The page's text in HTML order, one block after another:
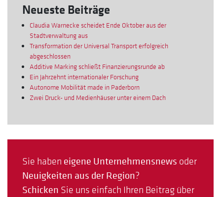
Neueste Beiträge
Claudia Warnecke scheidet Ende Oktober aus der
Stadtverwaltung aus
Transformation der Universal Transport erfolgreich
abgeschlossen
Additive Marking schließt Finanzierungsrunde ab
Ein Jahrzehnt internationaler Forschung
Autonome Mobilität made in Paderborn
Zwei Druck- und Medienhäuser unter einem Dach
Sie haben eigene Unternehmensnews oder
Neuigkeiten aus der Region?
Schicken Sie uns einfach Ihren Beitrag über